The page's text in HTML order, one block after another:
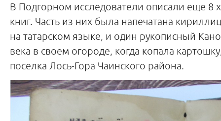
В Подгорном исследователи описали еще 8
книг. Часть из них была напечатана
на татарском языке, и один рукописный
века в своем огороде, когда копала
поселка Лось-Гора Чаинского района.